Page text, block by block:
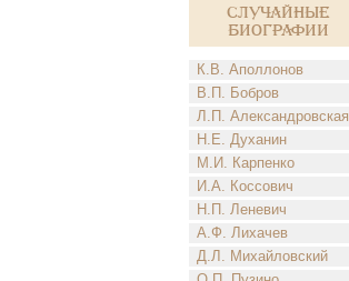
Случайные
биографии
К.В. Аполлонов
В.П. Бобров
Л.П. Александровская
Н.Е. Духанин
М.И. Карпенко
И.А. Коссович
Н.П. Леневич
А.Ф. Лихачев
Д.Л. Михайловский